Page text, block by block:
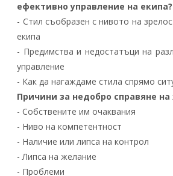
ефективно управление на екипа?
- Стил съобразен с нивото на
екипа
- Предимства и недостатъци на
управление
- Как да нагаждаме стила спрямо
Причини за недобро справяне на
- Собствените им очаквания
- Ниво на компетентност
- Наличие или липса на контрол
- Липса на желание
- Проблеми